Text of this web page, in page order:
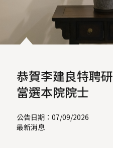
恭賀李建良特聘
當選本院院士
公告日期：07/09/2026
最新消息